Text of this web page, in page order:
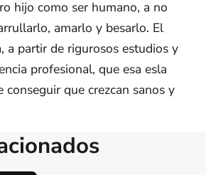
hijo como ser humano, a no
amarlo y besarlo. El
a partir de rigurosos estudios y
profesional, que esa esla
conseguir que crezcan sanos y